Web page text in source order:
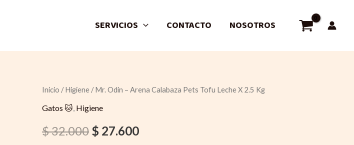
SERVICIOS CONTACTO NOSOTROS
Inicio /Higiene / Mr. Odin – Arena Calabaza Pets Tofu Leche X 2.5 Kg
Gatos 🐱 Higiene
$32.000
Original
price
was:
$ 27.600
Current
is:
Quantity